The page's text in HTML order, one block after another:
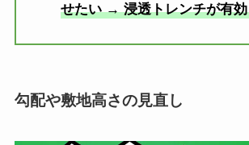
せたい → 浸透トレンチが有効
勾配や敷地高さの見直し